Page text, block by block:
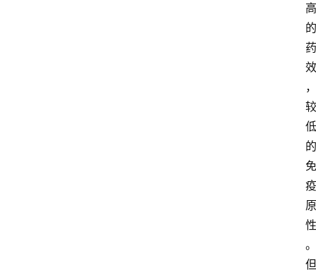
高
的
药
效
，
较
低
的
免
疫
原
性
。
但